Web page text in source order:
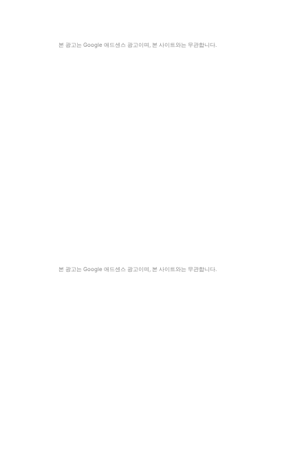
본 광고는 Google 애드센스 광고이며, 본 사이트와는 무관합니다.
본 광고는 Google 애드센스 광고이며, 본 사이트와는 무관합니다.